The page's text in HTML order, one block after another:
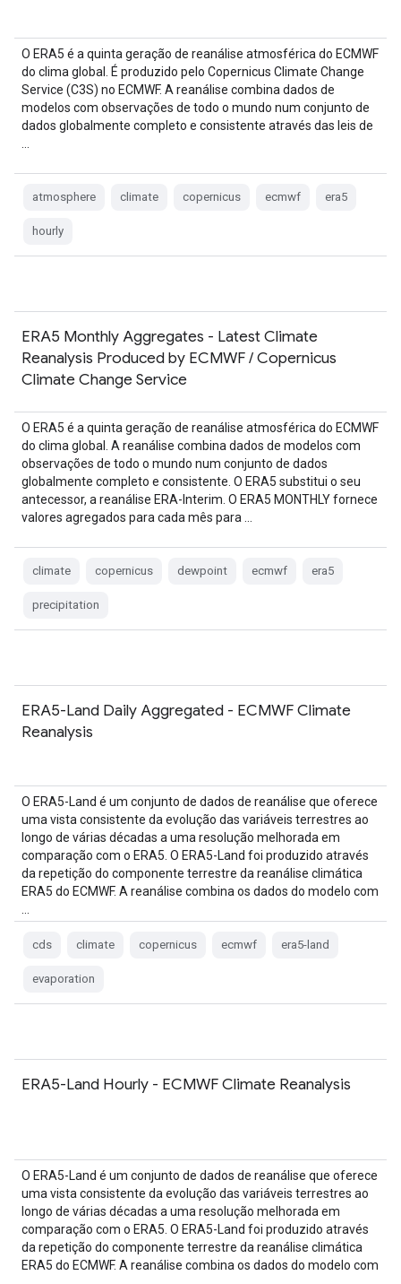
O ERA5 é a quinta geração de reanálise atmosférica do ECMWF
do clima global. É produzido pelo Copernicus Climate Change
Service (C3S) no ECMWF. A reanálise combina dados de
modelos com observações de todo o mundo num conjunto de
dados globalmente completo e consistente através das leis de
atmosphere climate copernicus ecmwf era5
hourly
ERA5 Monthly Aggregates - Latest Climate
Reanalysis Produced by ECMWF / Copernicus
Climate Change Service
O ERA5 é a quinta geração de reanálise atmosférica do ECMWF
do clima global. A reanálise combina dados de modelos com
observações de todo o mundo num conjunto de dados
globalmente completo e consistente. O ERA5 substitui o seu
antecessor, a reanálise ERA-Interim. O ERA5 MONTHLY fornece
valores agregados para cada mês para …
climate copernicus dewpoint ecmwf era5
precipitation
ERA5-Land Daily Aggregated - ECMWF Climate
Reanalysis
O ERA5-Land é um conjunto de dados de reanálise que oferece
uma vista consistente da evolução das variáveis terrestres ao
longo de várias décadas a uma resolução melhorada em
comparação com o ERA5. O ERA5-Land foi produzido através
da repetição do componente terrestre da reanálise climática
ERA5 do ECMWF. A reanálise combina os dados do modelo com
cds climate copernicus ecmwf era5-land
evaporation
ERA5-Land Hourly - ECMWF Climate Reanalysis
O ERA5-Land é um conjunto de dados de reanálise que oferece
uma vista consistente da evolução das variáveis terrestres ao
longo de várias décadas a uma resolução melhorada em
comparação com o ERA5. O ERA5-Land foi produzido através
da repetição do componente terrestre da reanálise climática
ERA5 do ECMWF. A reanálise combina os dados do modelo com